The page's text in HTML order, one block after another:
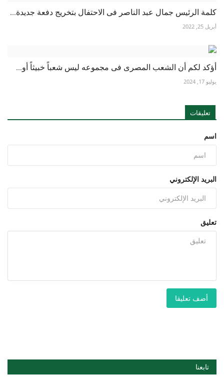
كلمة الرئيس جمال عبد الناصر فى الاحتفال بتخريج دفعة جديدة...
أبريل 25, 2022
أؤكد لكم أن الشعب المصرى فى مجموعه ليس شعباً خبيثاً أو...
يوليو 17, 2024
تعليقات
اسم
البريد الإلكتروني
تعليق
أضف تعليقا
تابعنا